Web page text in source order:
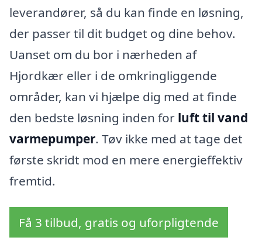
leverandører, så du kan finde en løsning,
der passer til dit budget og dine behov.
Uanset om du bor i nærheden af
Hjordkær eller i de omkringliggende
områder, kan vi hjælpe dig med at finde
den bedste løsning inden for luft til vand
varmepumper. Tøv ikke med at tage det
første skridt mod en mere energieffektiv
fremtid.
Få 3 tilbud, gratis og uforpligtende